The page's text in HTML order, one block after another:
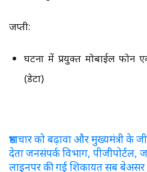
जप्ती:
घटना में प्रयुक्त मोबाईल फोन
(डेटा)
भ्रष्टाचार को बढ़ावा और मुख्यमंत्री के
देता जनसंपर्क विभाग,
लाइनपर की गई शिकायत सब बेअसर